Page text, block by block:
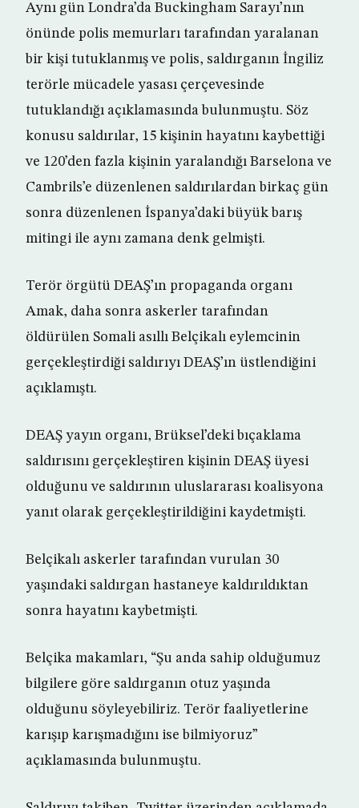
Aynı gün Londra’da Buckingham Sarayı’nın
önünde polis memurları tarafından yaralanan
bir kişi tutuklanmış ve polis, saldırganın İngiliz
terörle mücadele yasası çerçevesinde
tutuklandığı açıklamasında bulunmuştu. Söz
konusu saldırılar, 15 kişinin hayatını kaybettiği
ve 120’den fazla kişinin yaralandığı Barselona ve
Cambrils’e düzenlenen saldırılardan birkaç gün
sonra düzenlenen İspanya’daki büyük barış
mitingi ile aynı zamana denk gelmişti.
Terör örgütü DEAŞ’ın propaganda organı
Amak, daha sonra askerler tarafından
öldürülen Somali asıllı Belçikalı eylemcinin
gerçekleştirdiği saldırıyı DEAŞ’ın üstlendiğini
açıklamıştı.
DEAŞ yayın organı, Brüksel’deki bıçaklama
saldırısını gerçekleştiren kişinin DEAŞ üyesi
olduğunu ve saldırının uluslararası koalisyona
yanıt olarak gerçekleştirildiğini kaydetmişti.
Belçikalı askerler tarafından vurulan 30
yaşındaki saldırgan hastaneye kaldırıldıktan
sonra hayatını kaybetmişti.
Belçika makamları, “Şu anda sahip olduğumuz
bilgilere göre saldırganın otuz yaşında
olduğunu söyleyebiliriz. Terör faaliyetlerine
karışıp karışmadığını ise bilmiyoruz”
açıklamasında bulunmuştu.